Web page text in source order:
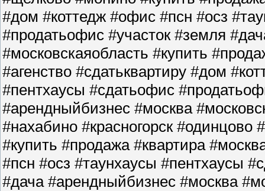
#дом #коттедж #офис #псн #осз
#продатьофис #участок #земля
#московскаяобласть #купить
#агенство #сдатьквартиру #дом
#пентхаусы #сдатьофис
#арендныйбизнес #москва
#нахабино #красногорск
#купить #продажа #квартира
#псн #осз #таунхаусы #пентхаусы
#дача #арендныйбизнес #москва